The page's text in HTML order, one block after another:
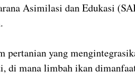
Asimilasi dan Edukasi
pertanian yang
di mana limbah ikan